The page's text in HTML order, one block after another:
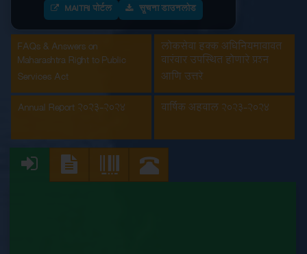
आंतरराज्य स्थलांतरीत कामगार (रोजगार आणि
सेवाशर्तीचे नियमन) अधिधियम १९७९ अंतर्गतआस्थापनांना
नोंदणी प्रमाणपत्र (Labour Department)
इमारत आणि इतर बांधकाम मजूर आस्थापनांची नोंदणी
(Labour Department)
कंत्राटी कामगार (नियमन व निर्मुलन) अधिनियम, 1970
(Labour Department)
कंत्राटी कामगार अनुज्ञप्ती (Labour Department)
MAITRI पोर्टल सूचना डाउनलोड
FAQs & Answers on
Maharashtra Right to Public
Services Act
लोकसेवा हक्क अधिनियमाबाबत
वारंवार उपस्थित होणारे प्रश्न
आणि उत्तरे
Annual Report 2023-2024
वार्षिक अहवाल 2023-2024